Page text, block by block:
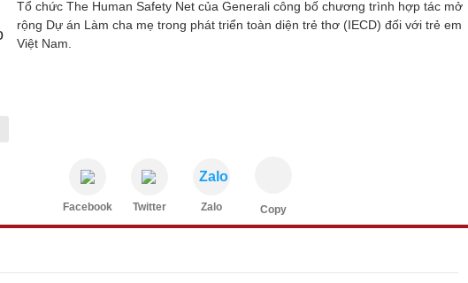
Tổ chức The Human Safety Net của Generali công bố chương trình hợp tác mở
rộng Dự án Làm cha mẹ trong phát triển toàn diện trẻ thơ (IECD) đối với trẻ em
Việt Nam.
Facebook Twitter
Zalo
Zalo Copy